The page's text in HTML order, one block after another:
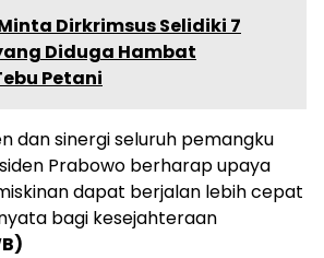
Dirkrimsus Selidiki 7
Diduga Hambat
Petani
dan sinergi seluruh pemangku
Prabowo berharap upaya
dapat berjalan lebih cepat
bagi kesejahteraan